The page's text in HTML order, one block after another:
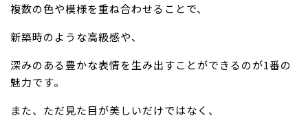
複数の色や模様を重ね合わせることで、
新築時のような高級感や、
深みのある豊かな表情を生み出すことができるのが1番の
魅力です。
また、ただ見た目が美しいだけではなく、